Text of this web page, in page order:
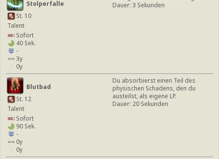
Stolperfalle
St. 10
Talent
Sofort
40 Sek.
-
3y
0y
Dauer: 3 Sekunden
Blutbad
St. 12
Talent
Sofort
90 Sek.
-
0y
0y
Du absorbierst einen Teil des
physischen Schadens, den du
austeilst, als eigene LP.
Dauer: 20 Sekunden